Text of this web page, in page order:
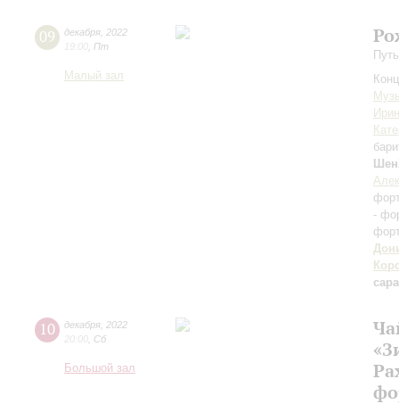
09 декабря 2022
19:00 Пт
Малый зал
-
10 декабря 2022
20:00 Сб
Большой зал